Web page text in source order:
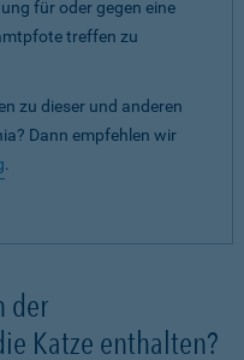
für oder gegen eine
treffen zu
zu dieser und anderen
Dann empfehlen wir
.
der
Katze enthalten?